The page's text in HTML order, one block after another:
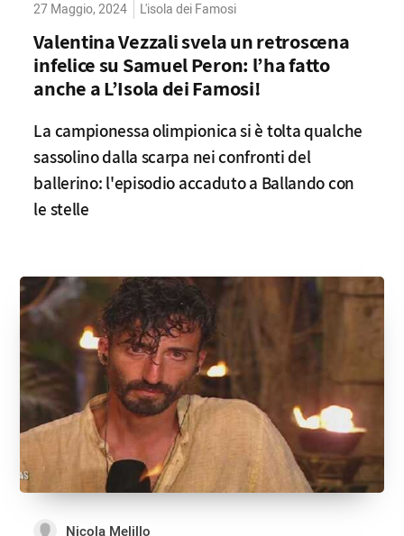
27 Maggio, 2024 L'isola dei Famosi
Valentina Vezzali svela un retroscena
infelice su Samuel Peron: l’ha fatto
anche a L’Isola dei Famosi!
La campionessa olimpionica si è tolta qualche
sassolino dalla scarpa nei confronti del
ballerino: l'episodio accaduto a Ballando con
le stelle
Nicola Melillo